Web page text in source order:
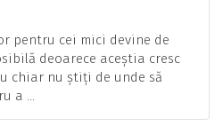
pentru cei mici devine de
deoarece aceștia cresc
chiar nu știți de unde să
a ...